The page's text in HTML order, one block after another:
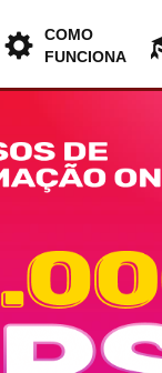
COMO
FUNCIONA